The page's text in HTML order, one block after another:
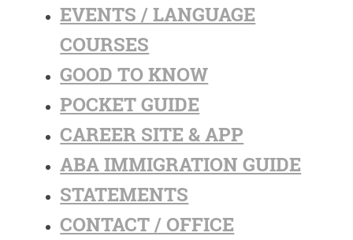
EVENTS / LANGUAGE
COURSES
GOOD TO KNOW
POCKET GUIDE
CAREER SITE & APP
ABA IMMIGRATION GUIDE
STATEMENTS
CONTACT / OFFICE